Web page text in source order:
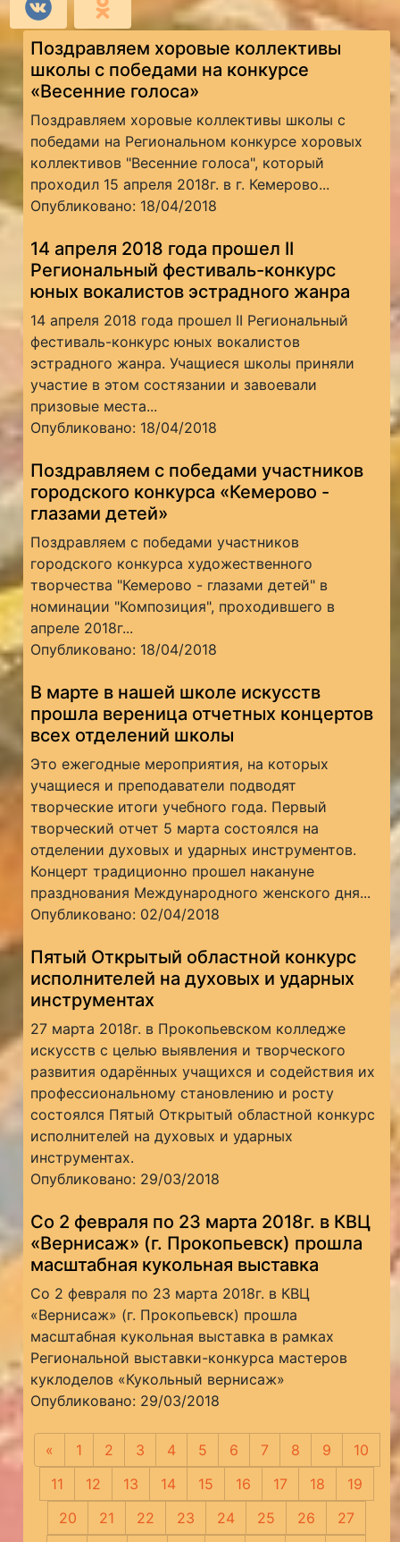
Поздравляем хоровые коллективы
школы с победами на конкурсе
«Весенние голоса»
Поздравляем хоровые коллективы школы с
победами на Региональном конкурсе хоровых
коллективов "Весенние голоса", который
проходил 15 апреля 2018г. в г. Кемерово...
Опубликовано: 18/04/2018
14 апреля 2018 года прошел II
Региональный фестиваль-конкурс
юных вокалистов эстрадного жанра
14 апреля 2018 года прошел II Региональный
фестиваль-конкурс юных вокалистов
эстрадного жанра. Учащиеся школы приняли
участие в этом состязании и завоевали
призовые места...
Опубликовано: 18/04/2018
Поздравляем с победами участников
городского конкурса «Кемерово -
глазами детей»
Поздравляем с победами участников
городского конкурса художественного
творчества "Кемерово - глазами детей" в
номинации "Композиция", проходившего в
апреле 2018г...
Опубликовано: 18/04/2018
В марте в нашей школе искусств
прошла вереница отчетных концертов
всех отделений школы
Это ежегодные мероприятия, на которых
учащиеся и преподаватели подводят
творческие итоги учебного года. Первый
творческий отчет 5 марта состоялся на
отделении духовых и ударных инструментов.
Концерт традиционно прошел накануне
празднования Международного женского дня...
Опубликовано: 02/04/2018
Пятый Открытый областной конкурс
исполнителей на духовых и ударных
инструментах
27 марта 2018г. в Прокопьевском колледже
искусств с целью выявления и творческого
развития одарённых учащихся и содействия их
профессиональному становлению и росту
состоялся Пятый Открытый областной конкурс
исполнителей на духовых и ударных
инструментах.
Опубликовано: 29/03/2018
Со 2 февраля по 23 марта 2018г. в КВЦ
«Вернисаж» (г. Прокопьевск) прошла
масштабная кукольная выставка
Со 2 февраля по 23 марта 2018г. в КВЦ
«Вернисаж» (г. Прокопьевск) прошла
масштабная кукольная выставка в рамках
Региональной выставки-конкурса мастеров
куклоделов «Кукольный вернисаж»
Опубликовано: 29/03/2018
« Предыдущая
1 2 3 4 5 6 7 8 9
10
11
12 13 14 15 16 17 18
19
20
21 22 23 24 25 26
27